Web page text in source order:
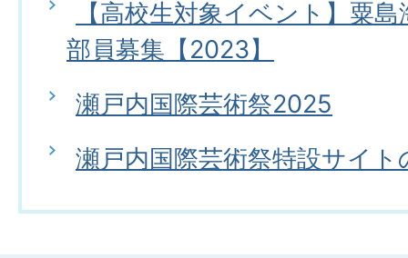
【高校生対象イベント】粟
部員募集【2023】
瀬戸内国際芸術祭2025
瀬戸内国際芸術祭特設サイ